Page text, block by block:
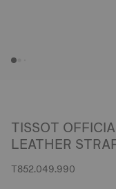
TISSOT
LEATHER
T852.049.990